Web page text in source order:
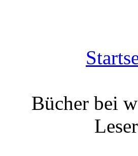
Bücher bei